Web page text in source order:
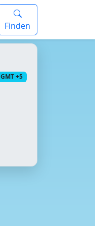
Finden
GMT +5